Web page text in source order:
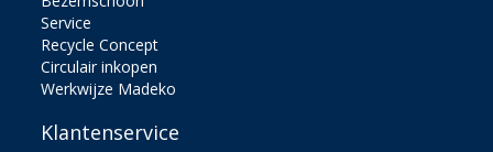
Service
Recycle Concept
Circulair inkopen
Werkwijze Madeko
Klantenservice